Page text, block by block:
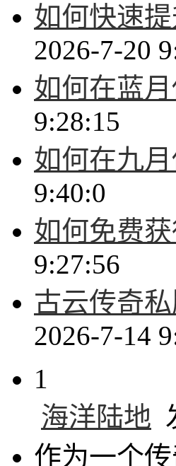
如何快速
2026-7-20
如何在蓝
9:28:15
如何在九
9:40:0
如何免费
9:27:56
古云传奇
2026-7-14
1
海洋陆地
作为一个